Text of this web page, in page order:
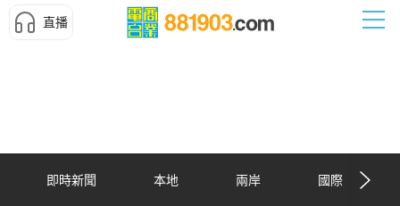
直播
即時新聞 本地 兩岸 國際